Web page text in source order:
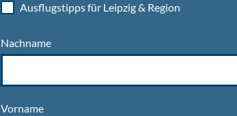
Ausflugstipps für Leipzig & Region
Nachname
Vorname